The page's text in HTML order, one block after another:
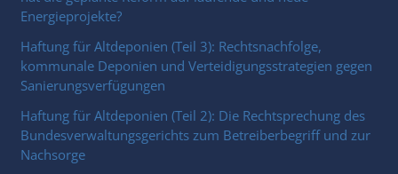
Energieprojekte?
Haftung für Altdeponien (Teil 3): Rechtsnachfolge,
kommunale Deponien und Verteidigungsstrategien gegen
Sanierungsverfügungen
Haftung für Altdeponien (Teil 2): Die Rechtsprechung des
Bundesverwaltungsgerichts zum Betreiberbegriff und zur
Nachsorge